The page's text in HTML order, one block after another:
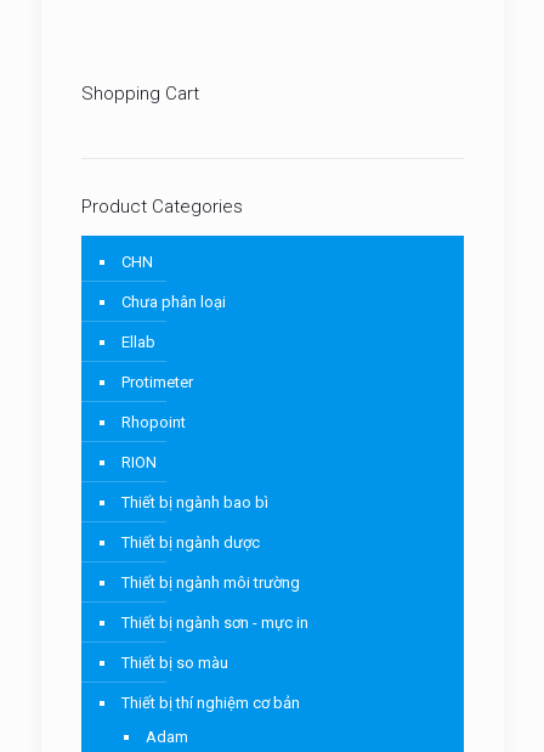
Shopping Cart
Product Categories
CHN
Chưa phân loại
Ellab
Protimeter
Rhopoint
RION
Thiết bị ngành bao bì
Thiết bị ngành dược
Thiết bị ngành môi trường
Thiết bị ngành sơn - mực in
Thiết bị so màu
Thiết bị thí nghiệm cơ bản
Adam